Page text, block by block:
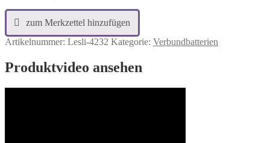
Artikelnummer: Lesli-4232 Kategorie: Verbundbatterien
Produktvideo ansehen